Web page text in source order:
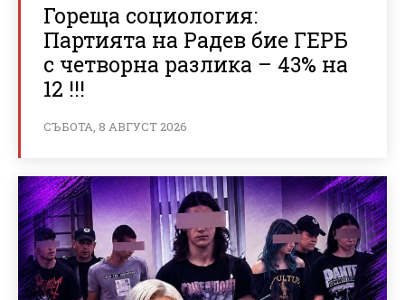
Гореща социология:
Партията на Радев бие ГЕРБ
с четворна разлика – 43% на
12 !!!
СЪБОТА, 8 АВГУСТ 2026